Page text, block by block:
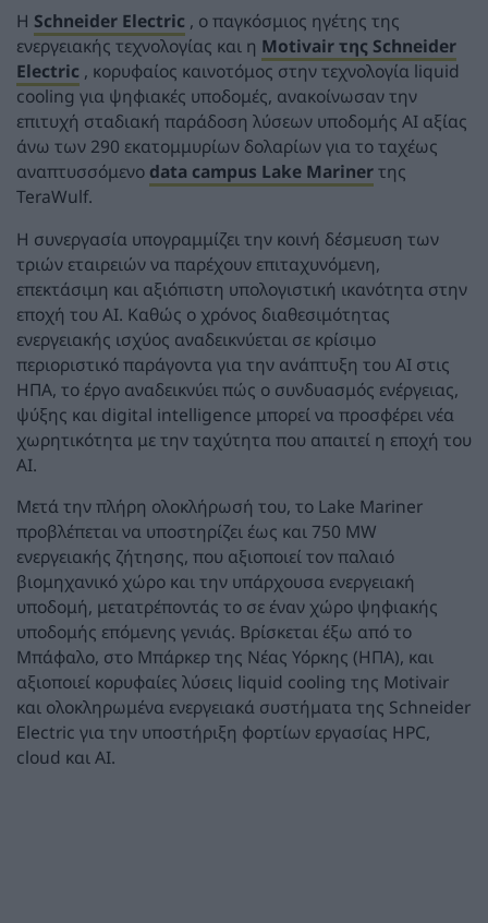
Η Schneider Electric , ο παγκόσμιος ηγέτης της
ενεργειακής τεχνολογίας και η Motivair της Schneider
Electric , κορυφαίος καινοτόμος στην τεχνολογία liquid
cooling για ψηφιακές υποδομές, ανακοίνωσαν την
επιτυχή σταδιακή παράδοση λύσεων υποδομής AI αξίας
άνω των 290 εκατομμυρίων δολαρίων για το ταχέως
αναπτυσσόμενο data campus Lake Marinerτης
TeraWulf.
Η συνεργασία υπογραμμίζει την κοινή δέσμευση των
τριών εταιρειών να παρέχουν επιταχυνόμενη,
επεκτάσιμη και αξιόπιστη υπολογιστική ικανότητα στην
εποχή του AI. Καθώς ο χρόνος διαθεσιμότητας
ενεργειακής ισχύος αναδεικνύεται σε κρίσιμο
περιοριστικό παράγοντα για την ανάπτυξη του AI στις
ΗΠΑ, το έργο αναδεικνύει πώς ο συνδυασμός ενέργειας,
ψύξης και digital intelligence μπορεί να προσφέρει νέα
χωρητικότητα με την ταχύτητα που απαιτεί η εποχή του
AI.
Μετά την πλήρη ολοκλήρωσή του, το Lake Mariner
προβλέπεται να υποστηρίζει έως και 750 MW
ενεργειακής ζήτησης, που αξιοποιεί τον παλαιό
βιομηχανικό χώρο και την υπάρχουσα ενεργειακή
υποδομή, μετατρέποντάς το σε έναν χώρο ψηφιακής
υποδομής επόμενης γενιάς. Βρίσκεται έξω από το
Μπάφαλο, στο Μπάρκερ της Νέας Υόρκης (ΗΠΑ), και
αξιοποιεί κορυφαίες λύσεις liquid cooling της Motivair
και ολοκληρωμένα ενεργειακά συστήματα της Schneider
Electric για την υποστήριξη φορτίων εργασίας HPC,
cloud και AI.